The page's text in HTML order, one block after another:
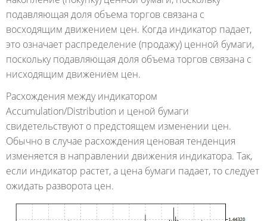
подавляющая доля объема торгов связана с
восходящим движением цен. Когда индикатор падает,
это означает распределение (продажу) ценной бумаги,
поскольку подавляющая доля объема торгов связана с
нисходящим движением цен.
Расхождения между индикатором
Accumulation/Distribution и ценой бумаги
свидетельствуют о предстоящем изменении цен.
Обычно в случае расхождения ценовая тенденция
изменяется в направлении движения индикатора. Так,
если индикатор растет, а цена бумаги падает, то следует
ожидать разворота цен.